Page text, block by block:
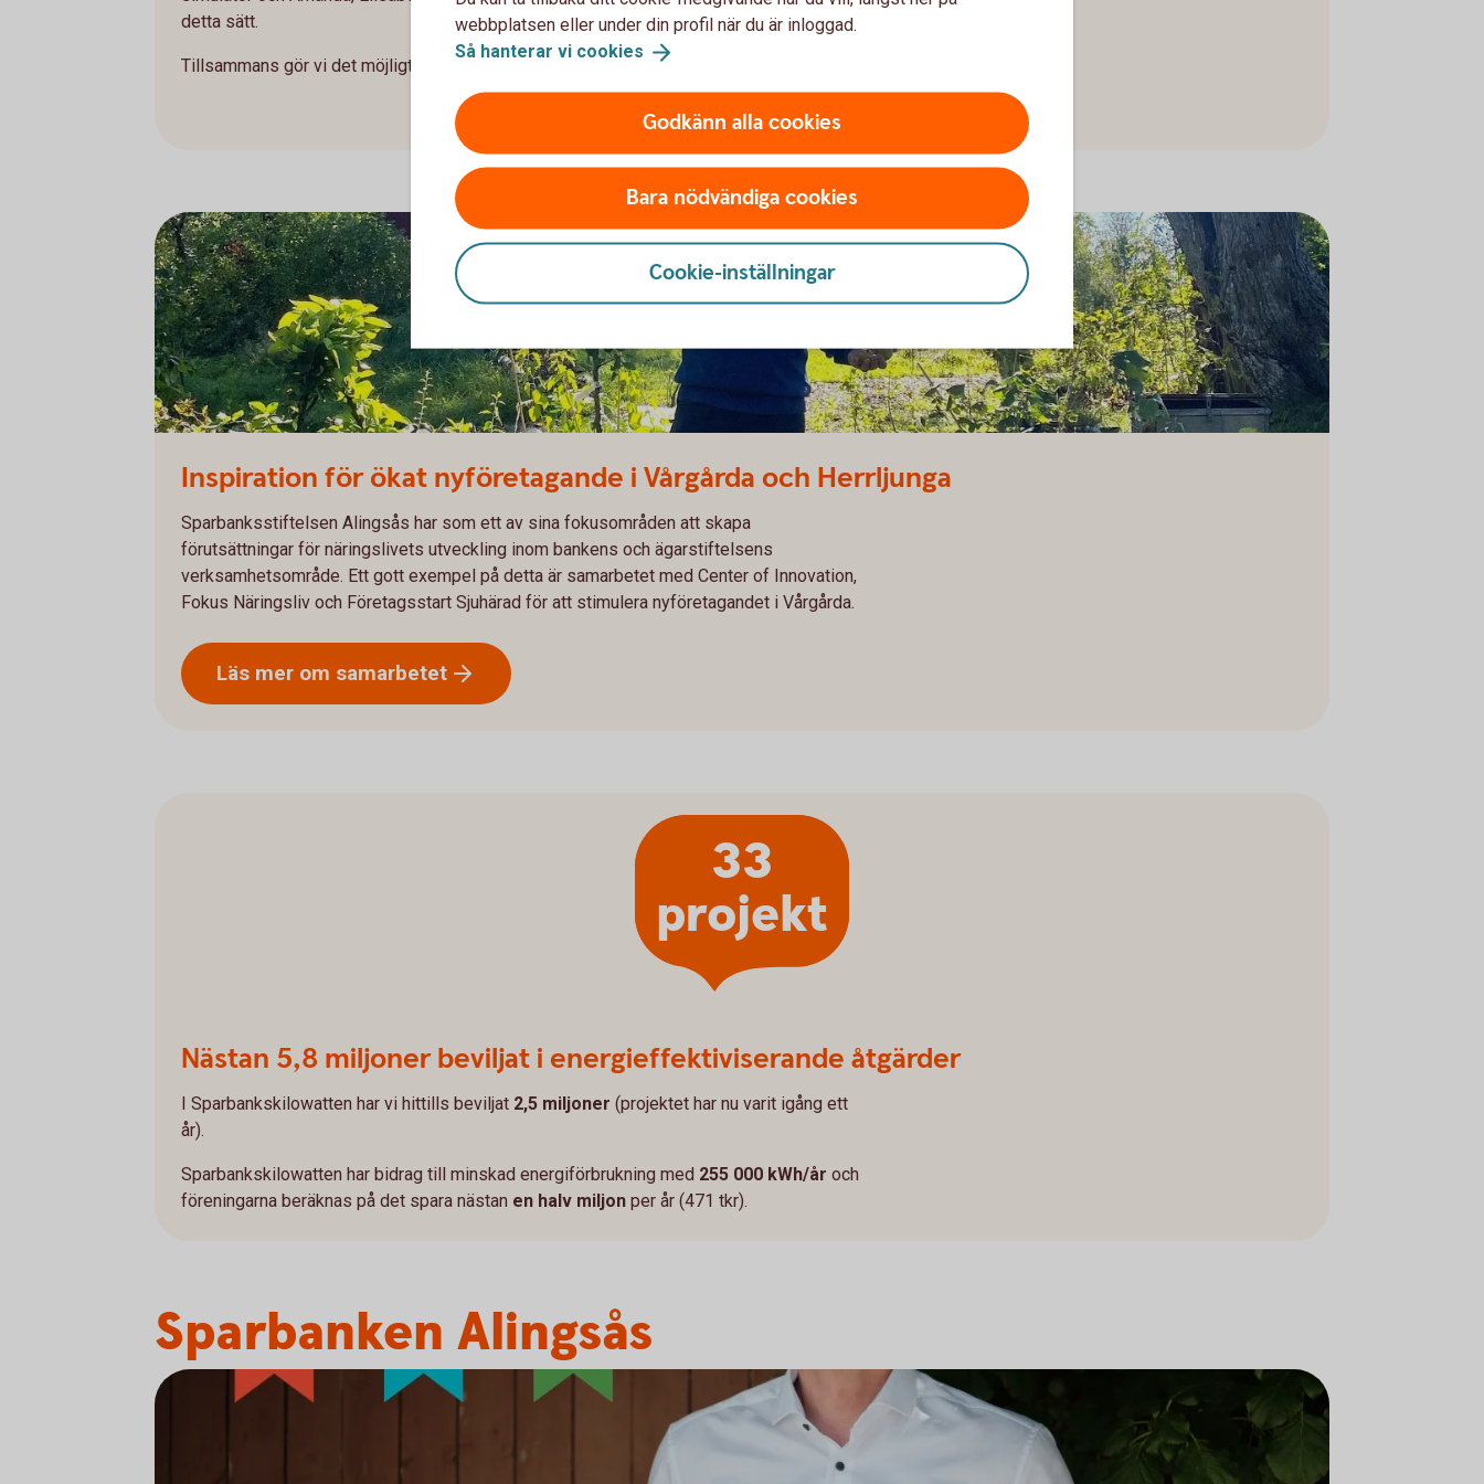
detta sätt.
Tillsammans gör vi det möjligt.
Inspiration för ökat nyföretagande i Vårgårda och Herrljunga
Sparbanksstiftelsen Alingsås har som ett av sina fokusområden att skapa
förutsättningar för näringslivets utveckling inom bankens och ägarstiftelsens
verksamhetsområde. Ett gott exempel på detta är samarbetet med Center of Innovation,
Fokus Näringsliv och Företagsstart Sjuhärad för att stimulera nyföretagandet i Vårgårda.
Läs mer om samarbetet
Nästan 5,8 miljoner beviljat i energieffektiviserande åtgärder
I Sparbankskilowatten har vi hittills beviljat 2,5 miljoner (projektet har nu varit igång ett
år).
Sparbankskilowatten har bidrag till minskad energiförbrukning med 255 000 kWh/år och
föreningarna beräknas på det spara nästan en halv miljon per år (471 tkr).
33
projekt
Sparbanken Alingsås
webbplatsen eller under din profil när du är inloggad.
Så hanterar vi cookies
Godkänn alla cookies
Bara nödvändiga cookies
Cookie-inställningar